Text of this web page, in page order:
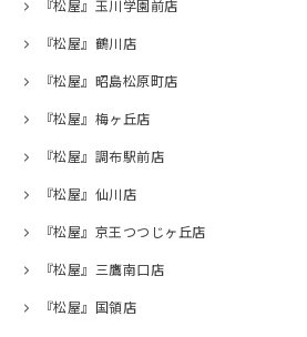
『松屋』玉川学園前店
『松屋』鶴川店
『松屋』昭島松原町店
『松屋』梅ヶ丘店
『松屋』調布駅前店
『松屋』仙川店
『松屋』京王つつじヶ丘店
『松屋』三鷹南口店
『松屋』国領店